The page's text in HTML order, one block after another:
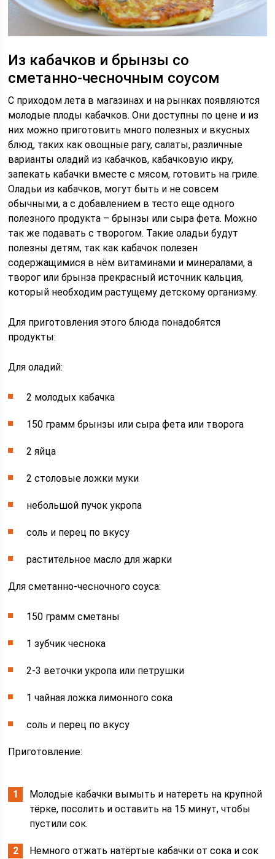
Из кабачков и брынзы со
сметанно-чесночным соусом
С приходом лета в магазинах и на рынках появляются
молодые плоды кабачков. Они доступны по цене и из
них можно приготовить много полезных и вкусных
блюд, таких как овощные рагу, салаты, различные
варианты оладий из кабачков, кабачковую икру,
запекать кабачки вместе с мясом, готовить на гриле.
Оладьи из кабачков, могут быть и не совсем
обычными, а с добавлением в тесто еще одного
полезного продукта – брынзы или сыра фета. Можно
так же подавать с творогом. Такие оладьи будут
полезны детям, так как кабачок полезен
содержащимися в нём витаминами и минералами, а
творог или брынза прекрасный источник кальция,
который необходим растущему детскому организму.
Для приготовления этого блюда понадобятся
продукты:
Для оладий:
2 молодых кабачка
150 грамм брынзы или сыра фета или творога
2 яйца
2 столовые ложки муки
небольшой пучок укропа
соль и перец по вкусу
растительное масло для жарки
Для сметанно-чесночного соуса:
150 грамм сметаны
1 зубчик чеснока
2-3 веточки укропа или петрушки
1 чайная ложка лимонного сока
соль и перец по вкусу
Приготовление:
Молодые кабачки вымыть и натереть на крупной
тёрке, посолить и оставить на 15 минут, чтобы
пустили сок.
Немного отжать натёртые кабачки от сока и сок